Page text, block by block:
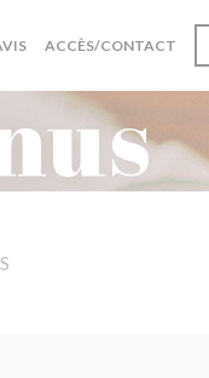
ACCÈS/CONTACT